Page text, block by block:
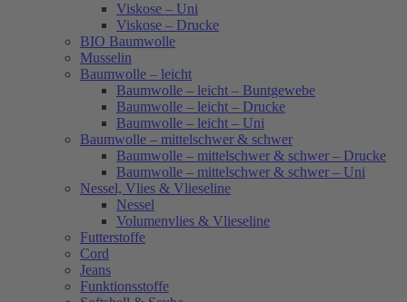
Viskose – Uni
Viskose – Drucke
BIO Baumwolle
Musselin
Baumwolle – leicht
Baumwolle – leicht – Buntgewebe
Baumwolle – leicht – Drucke
Baumwolle – leicht – Uni
Baumwolle – mittelschwer & schwer
Baumwolle – mittelschwer & schwer – Drucke
Baumwolle – mittelschwer & schwer – Uni
Nessel, Vlies & Vlieseline
Nessel
Volumenvlies & Vlieseline
Futterstoffe
Cord
Jeans
Funktionsstoffe